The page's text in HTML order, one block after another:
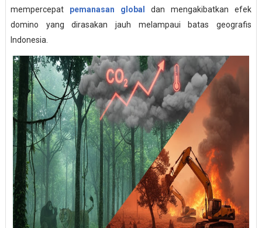
mempercepat pemanasan global
dan mengakibatkan efek
domino yang dirasakan jauh melampaui batas geografis
Indonesia.